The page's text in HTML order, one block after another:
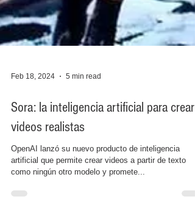
Feb 18, 2024 5 min read
Sora: la inteligencia artificial para crear
videos realistas
artificial que permite crear videos a partir de texto